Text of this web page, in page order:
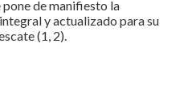
de manifiesto la
y actualizado para su
(1, 2).